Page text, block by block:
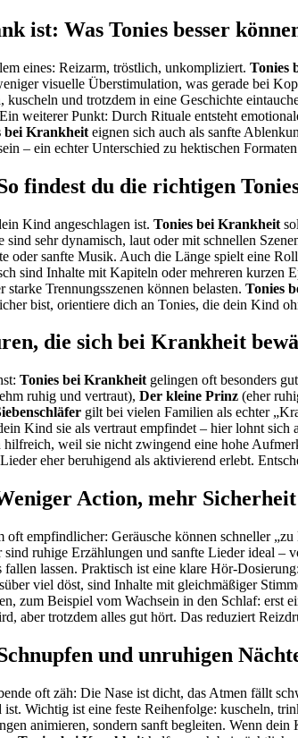
ist: Was Tonies besser
eines: Reizarm, tröstlich, unkompliziert. Tonies
visuelle Überstimulation, was gerade bei
und trotzdem in eine Geschichte
weiterer Punkt: Durch Rituale entsteht
bei Krankheit eignen sich auch als sanfte
– ein echter Unterschied zu hektischen
findest du die richtigen
Kind angeschlagen ist. Tonies bei Krankheit
sehr dynamisch, laut oder mit schnellen
oder sanfte Musik. Auch die Länge spielt eine
sind Inhalte mit Kapiteln oder mehreren kurzen
Trennungsszenen können belasten. Tonies
bist, orientiere dich an Tonies, die dein Kind
die sich bei Krankheit
Tonies bei Krankheit gelingen oft besonders
ruhig und vertraut), Der kleine Prinz (eher
gilt bei vielen Familien als echter
Kind sie als vertraut empfindet – hier lohnt
weil sie nicht zwingend eine hohe
eher beruhigend als aktivierend erlebt.
Action, mehr
oft empfindlicher: Geräusche können schneller
sind ruhige Erzählungen und sanfte Lieder ideal
lassen. Praktisch ist eine klare Hör-
viel döst, sind Inhalte mit gleichmäßiger
zum Beispiel vom Wachsein in den Schlaf:
aber trotzdem alles gut hört. Das reduziert
und unruhigen
oft zäh: Die Nase ist dicht, das Atmen fällt
ist. Wichtig ist eine feste Reihenfolge: kuscheln,
animieren, sondern sanft begleiten. Wenn